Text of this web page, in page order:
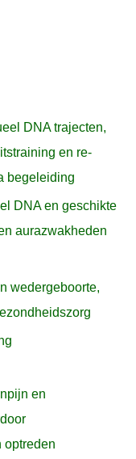
DNA trajecten,
en re-
begeleiding
DNA en geschikte
aurazwakheden
wedergeboorte,
en
optreden